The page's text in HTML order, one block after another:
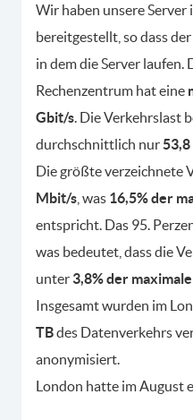
Wir haben unsere Server
bereitgestellt, so dass
in dem die Server laufen.
Rechenzentrum hat eine
Gbit/s . Die Verkehrslast
durchschnittlich nur
Die größte verzeichnete
Mbit/s , was 16,5% der
entspricht. Das 95.
was bedeutet, dass die
unter 3,8% der
Insgesamt wurden im
TBdes Datenverkehrs
anonymisiert.
London hatte im August